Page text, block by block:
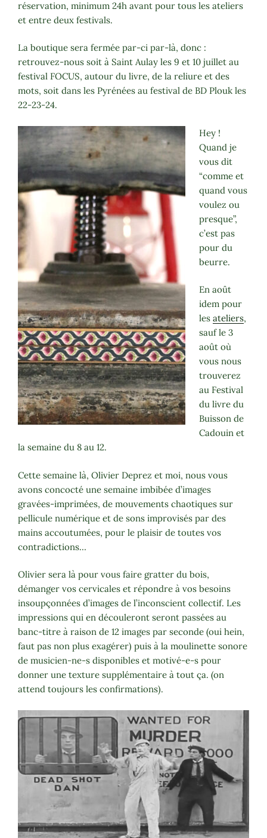
réservation, minimum 24h avant pour tous les ateliers
et entre deux festivals.
La boutique sera fermée par-ci par-là, donc :
retrouvez-nous soit à Saint Aulay les 9 et 10 juillet au
festival FOCUS, autour du livre, de la reliure et des
mots, soit dans les Pyrénées au festival de BD Plouk les
22-23-24.
Hey !
Quand je
vous dit
“comme et
quand vous
voulez ou
presque”,
c’est pas
pour du
beurre.
En août
idem pour
les ateliers,
sauf le 3
août où
vous nous
trouverez
au Festival
du livre du
Buisson de
Cadouin et
la semaine du 8 au 12.
Cette semaine là, Olivier Deprez et moi, nous vous
avons concocté une semaine imbibée d’images
gravées-imprimées, de mouvements chaotiques sur
pellicule numérique et de sons improvisés par des
mains accoutumées, pour le plaisir de toutes vos
contradictions…
Olivier sera là pour vous faire gratter du bois,
démanger vos cervicales et répondre à vos besoins
insoupçonnées d’images de l’inconscient collectif. Les
impressions qui en découleront seront passées au
banc-titre à raison de 12 images par seconde (oui hein,
faut pas non plus exagérer) puis à la moulinette sonore
de musicien-ne-s disponibles et motivé-e-s pour
donner une texture supplémentaire à tout ça. (on
attend toujours les confirmations).